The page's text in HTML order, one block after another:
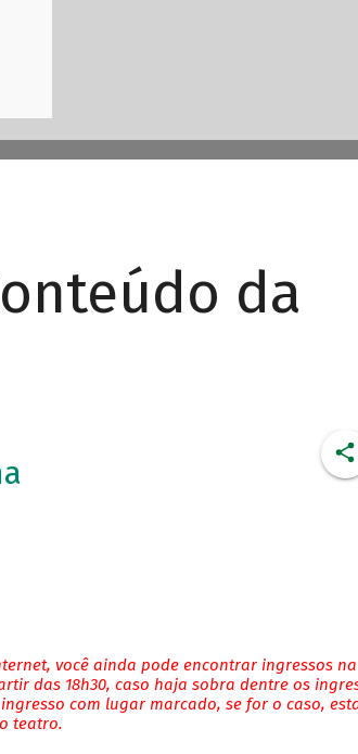
da
você ainda pode encontrar ingressos na
das 18h30, caso haja sobra dentre os
com lugar marcado, se for o caso,
teatro.